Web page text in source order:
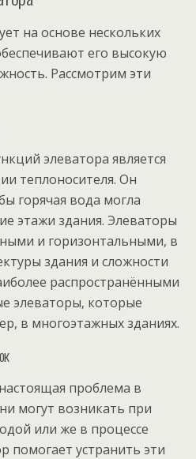
на основе нескольких
его высокую
Рассмотрим эти
элеватора является
теплоносителя. Он
горячая вода могла
этажи здания. Элеваторы
и горизонтальными, в
здания и сложности
распространёнными
элеваторы, которые
в многоэтажных зданиях.
проблема в
могут возникать при
или же в процессе
помогает устранить эти